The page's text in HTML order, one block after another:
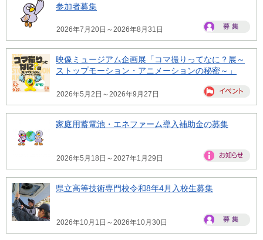
参加者募集
2026年7月20日～2026年8月31日
映像ミュージアム企画展「コマ撮りってなに？展～
ストップモーション・アニメーションの秘密～」
2026年5月2日～2026年9月27日
家庭用蓄電池・エネファーム導入補助金の募集
2026年5月18日～2027年1月29日
県立高等技術専門校令和8年4月入校生募集
2026年10月1日～2026年10月30日